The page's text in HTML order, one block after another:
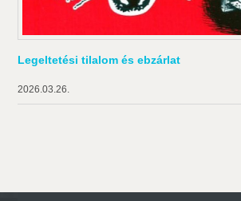
Legeltetési tilalom és ebzárlat
2026.03.26.